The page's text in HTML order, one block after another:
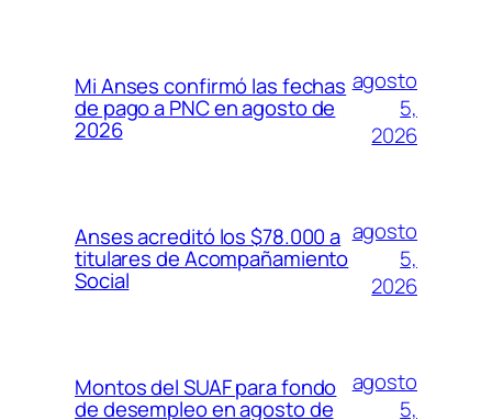
Mi Anses confirmó las fechas
de pago a PNC en agosto de
2026
agosto
5,
2026
Anses acreditó los $78.000 a
titulares de Acompañamiento
Social
agosto
5,
2026
Montos del SUAF para fondo
de desempleo en agosto de
agosto
5,